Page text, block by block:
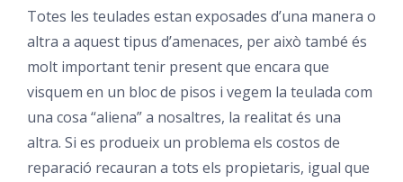
Totes les teulades estan exposades d’una manera o
altra a aquest tipus d’amenaces, per això també és
molt important tenir present que encara que
visquem en un bloc de pisos i vegem la teulada com
una cosa “aliena” a nosaltres, la realitat és una
altra. Si es produeix un problema els costos de
reparació recauran a tots els propietaris, igual que